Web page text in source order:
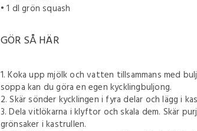
• 1 dl grön squash
GÖR SÅ HÄR
1. Koka upp mjölk och vatten tillsammans med
soppa kan du göra en egen kycklingbuljong.
2. Skär sönder kycklingen i fyra delar och lägg i
3. Dela vitlökarna i klyftor och skala dem. Skär
grönsaker i kastrullen.